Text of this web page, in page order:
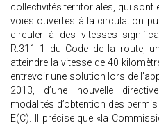
collectivités territoriales, qui sont
voies ouvertes à la circulation
circuler à des vitesses
R.311 1 du Code de la route,
atteindre la vitesse de 40
entrevoir une solution lors de
2013, d’une nouvelle
modalités d’obtention des
E(C). Il précise que «la